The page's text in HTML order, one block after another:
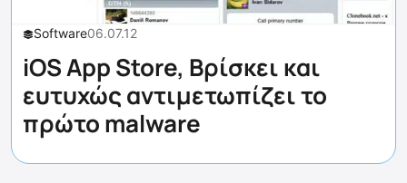
Software06.07.12
iOS App Store, Βρίσκει και
ευτυχώς αντιμετωπίζει το
πρώτο malware